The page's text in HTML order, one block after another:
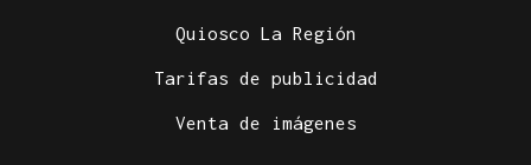
Quiosco La Región
Tarifas de publicidad
Venta de imágenes